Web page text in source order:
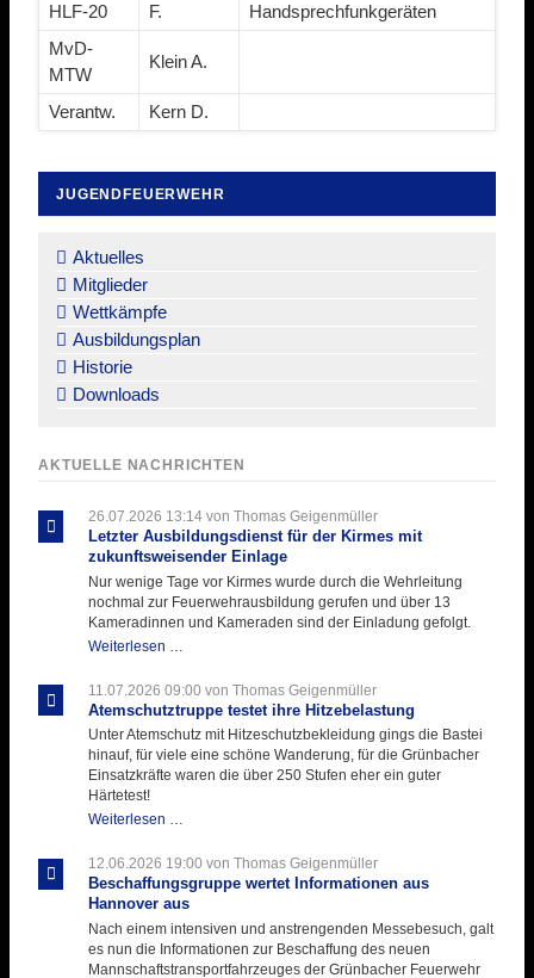
HLF-20
F.
Handsprechfunkgeräten
MvD-
MTW
Klein A.
Verantw. Kern D.
JUGENDFEUERWEHR
überspringen
Aktuelles
Mitglieder
Wettkämpfe
Ausbildungsplan
Historie
Downloads
AKTUELLE NACHRICHTEN
26.07.2026 13:14von Thomas Geigenmüller
Letzter Ausbildungsdienst für der Kirmes mit
zukunftsweisender Einlage
Nur wenige Tage vor Kirmes wurde durch die Wehrleitung
nochmal zur Feuerwehrausbildung gerufen und über 13
Kameradinnen und Kameraden sind der Einladung gefolgt.
Weiterlesen …
für
der
Kirmes
mit
zukunftsweisender
11.07.2026 09:00 von Thomas Geigenmüller
Atemschutztruppe testet ihre Hitzebelastung
Unter Atemschutz mit Hitzeschutzbekleidung gings die Bastei
hinauf, für viele eine schöne Wanderung, für die Grünbacher
Einsatzkräfte waren die über 250 Stufen eher ein guter
Härtetest!
Weiterlesen …
ihre
Hitzebelastung
12.06.2026 19:00 von Thomas Geigenmüller
Beschaffungsgruppe wertet Informationen aus
Hannover aus
Nach einem intensiven und anstrengenden Messebesuch, galt
es nun die Informationen zur Beschaffung des neuen
Mannschaftstransportfahrzeuges der Grünbacher Feuerwehr